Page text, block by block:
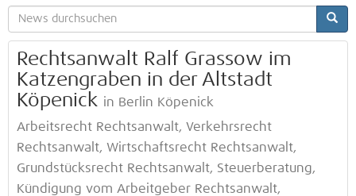
Rechtsanwalt Ralf Grassow im
Katzengraben in der Altstadt
Köpenick in Berlin Köpenick
Arbeitsrecht Rechtsanwalt, Verkehrsrecht
Rechtsanwalt, Wirtschaftsrecht Rechtsanwalt,
Grundstücksrecht Rechtsanwalt, Steuerberatung,
Kündigung vom Arbeitgeber Rechtsanwalt,